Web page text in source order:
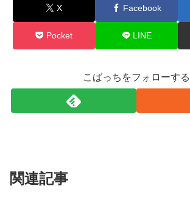
X Facebook
Pocket LINE
こばっちをフォローする
関連記事